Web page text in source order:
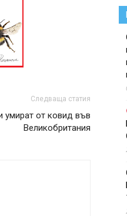
Следваща статия
умират от ковид във
Великобритания